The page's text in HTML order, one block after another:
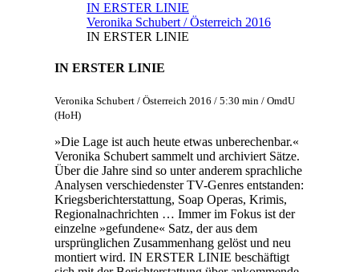
IN ERSTER LINIE
Veronika Schubert / Österreich 2016
IN ERSTER LINIE
IN ERSTER LINIE
Veronika Schubert / Österreich 2016 / 5:30 min / OmdU
(HoH)
»Die Lage ist auch heute etwas unberechenbar.«
Veronika Schubert sammelt und archiviert Sätze.
Über die Jahre sind so unter anderem sprachliche
Analysen verschiedenster TV-Genres entstanden:
Kriegsberichterstattung, Soap Operas, Krimis,
Regionalnachrichten … Immer im Fokus ist der
einzelne »gefundene« Satz, der aus dem
ursprünglichen Zusammenhang gelöst und neu
montiert wird. IN ERSTER LINIE beschäftigt